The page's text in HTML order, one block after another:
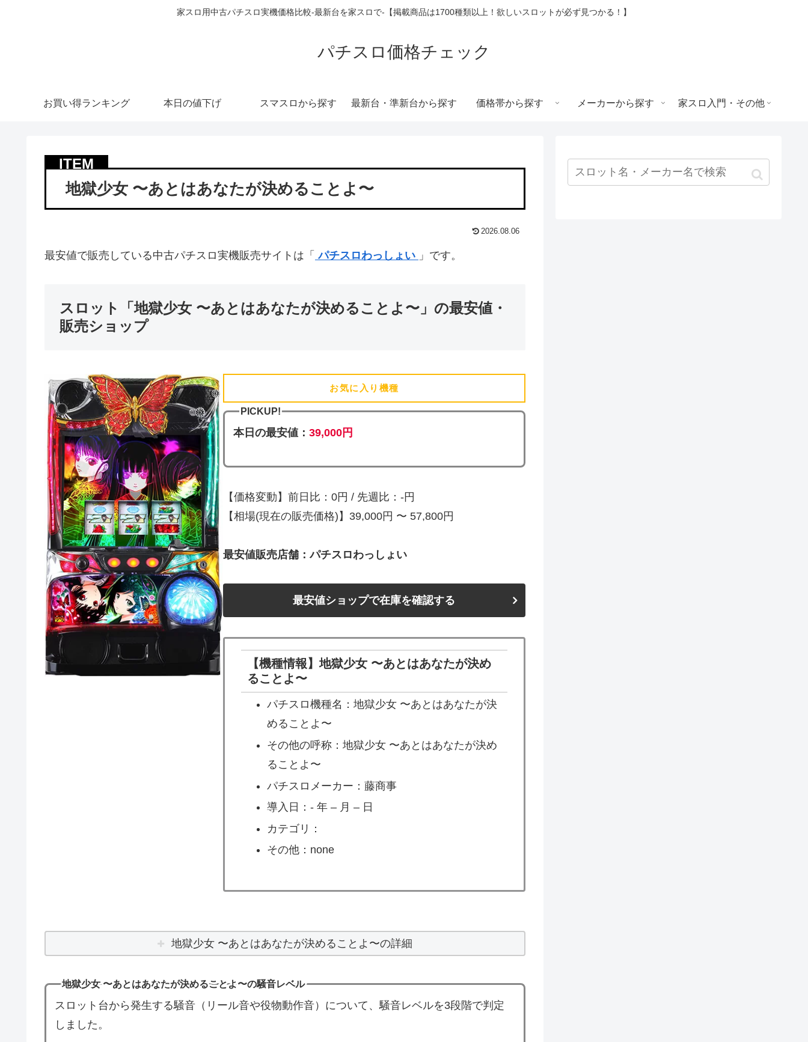
家スロ用中古パチスロ実機価格比較-最新台を家スロで-【掲載商品は1700種類以上！欲しいスロットが必ず見つかる！】
パチスロ価格チェック
お買い得ランキング 本日の値下げ スマスロから探す 最新台・準新台から探す 価格帯から探す メーカーから探す 家スロ入門・その他
地獄少女 〜あとはあなたが決めることよ〜
2026.08.06
最安値で販売している中古パチスロ実機販売サイトは「 パチスロわっしょい 」です。
スロット「地獄少女 〜あとはあなたが決めることよ〜」の最安値・
販売ショップ
お気に入り機種
PICKUP!
本日の最安値：39,000円
【価格変動】前日比：0円 / 先週比：-円
【相場(現在の販売価格)】39,000円 〜 57,800円
最安値販売店舗：パチスロわっしょい
最安値ショップで在庫を確認する
【機種情報】地獄少女 〜あとはあなたが決め
ることよ〜
パチスロ機種名：地獄少女 〜あとはあなたが決
めることよ〜
その他の呼称：地獄少女 〜あとはあなたが決め
ることよ〜
パチスロメーカー：藤商事
導入日：- 年 – 月 – 日
カテゴリ：
その他：none
地獄少女 〜あとはあなたが決めることよ〜の詳細
地獄少女 〜あとはあなたが決めることよ〜の騒音レベル
スロット台から発生する騒音（リール音や役物動作音）について、騒音レベルを3段階で判定
しました。